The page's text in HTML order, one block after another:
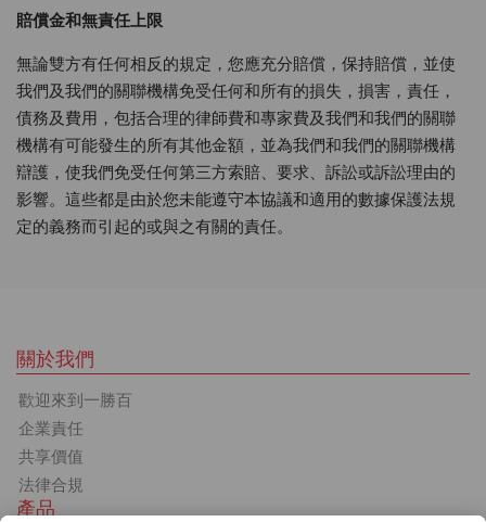
賠償金和無責任上限
無論雙方有任何相反的規定，您應充分賠償，保持賠償，並使
我們及我們的關聯機構免受任何和所有的損失，損害，責任，
債務及費用，包括合理的律師費和專家費及我們和我們的關聯
機構有可能發生的所有其他金額，並為我們和我們的關聯機構
辯護，使我們免受任何第三方索賠、要求、訴訟或訴訟理由的
影響。這些都是由於您未能遵守本協議和適用的數據保護法規
定的義務而引起的或與之有關的責任。
關於我們
歡迎來到一勝百
企業責任
共享價值
法律合規
產品